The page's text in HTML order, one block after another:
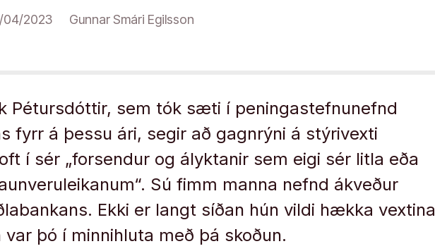
04/2023 Gunnar Smári Egilsson
Pétursdóttir, sem tók sæti í peningastefnunefnd
fyrr á þessu ári, segir að gagnrýni á stýrivexti
í sér „forsendur og ályktanir sem eigi sér litla eða
Sú fimm manna nefnd ákveður
Ekki er langt síðan hún vildi hækka vextina
var þó í minnihluta með þá skoðun.